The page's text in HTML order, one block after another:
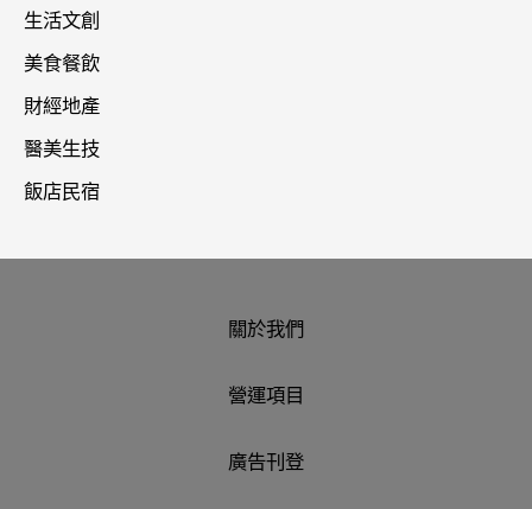
生活文創
美食餐飲
財經地產
醫美生技
飯店民宿
關於我們
營運項目
廣告刊登